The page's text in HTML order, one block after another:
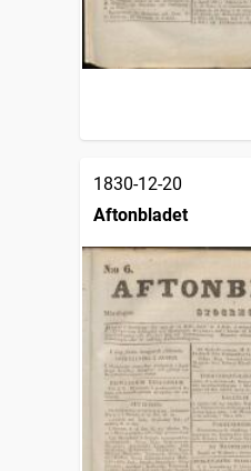
1830-12-20
Aftonbladet